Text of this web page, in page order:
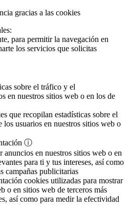
gracias a las cookies
para permitir la navegación en
los servicios que solicitas
sobre el tráfico y el
en nuestros sitios web o en los de
que recopilan estadísticas sobre el
usuarios en nuestros sitios web o
ⓘ
anuncios en nuestros sitios web o en
para ti y tus intereses, así como
campañas publicitarias
cookies utilizadas para mostrar
o en sitios web de terceros más
así como para medir la efectividad